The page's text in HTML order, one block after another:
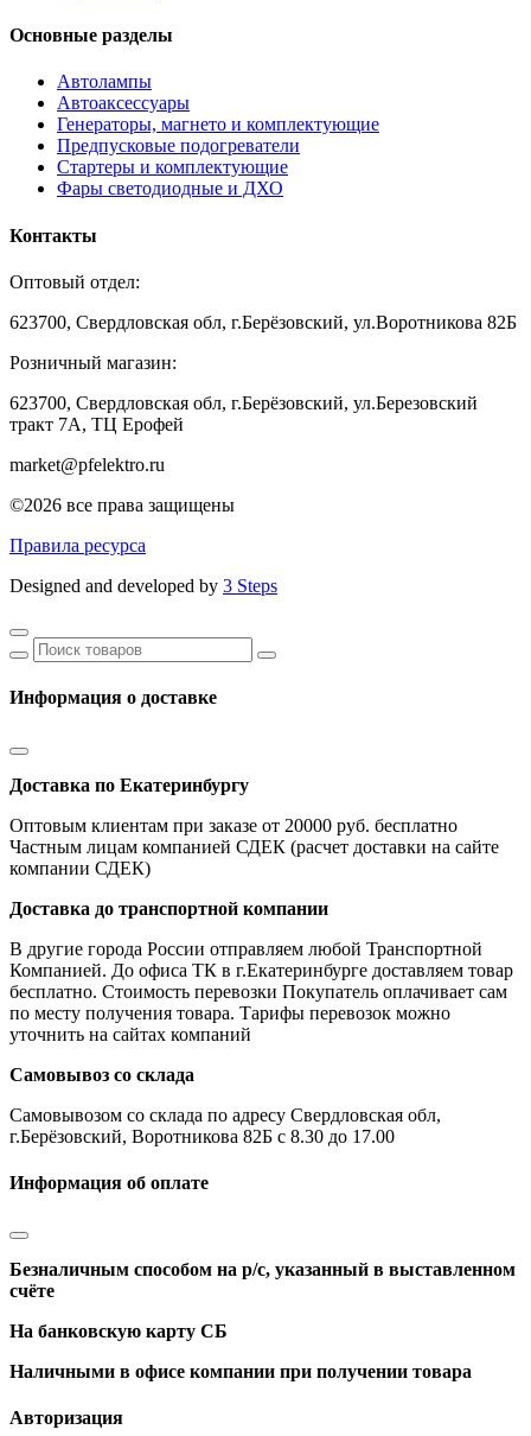
Основные разделы
Автолампы
Автоаксессуары
Генераторы, магнето и комплектующие
Предпусковые подогреватели
Стартеры и комплектующие
Фары светодиодные и ДХО
Контакты
Оптовый отдел:
623700, Свердловская обл, г.Берёзовский, ул.Воротникова 82Б
Розничный магазин:
623700, Свердловская обл, г.Берёзовский, ул.Березовский
тракт 7А, ТЦ Ерофей
market@pfelektro.ru
©2026 все права защищены
Правила ресурса
Designed and developed by 3 Steps
Информация о доставке
Доставка по Екатеринбургу
Оптовым клиентам при заказе от 20000 руб. бесплатно
Частным лицам компанией СДЕК (расчет доставки на сайте
компании СДЕК)
Доставка до транспортной компании
В другие города России отправляем любой Транспортной
Компанией. До офиса ТК в г.Екатеринбурге доставляем товар
бесплатно. Стоимость перевозки Покупатель оплачивает сам
по месту получения товара. Тарифы перевозок можно
уточнить на сайтах компаний
Самовывоз со склада
Самовывозом со склада по адресу Свердловская обл,
г.Берёзовский, Воротникова 82Б с 8.30 до 17.00
Информация об оплате
Безналичным способом на р/с, указанный в выставленном
счёте
На банковскую карту СБ
Наличными в офисе компании при получении товара
Авторизация